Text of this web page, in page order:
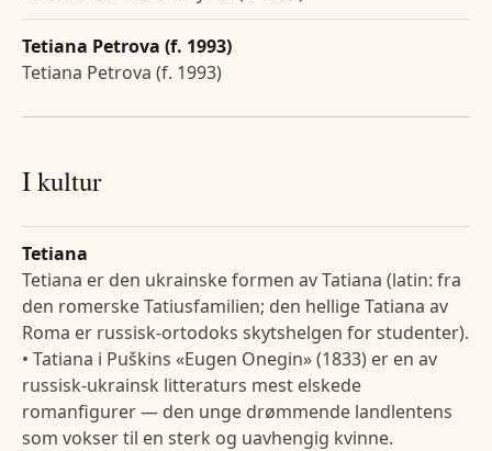
Tetiana Petrova (f. 1993)
Tetiana Petrova (f. 1993)
I kultur
Tetiana
Tetiana er den ukrainske formen av Tatiana (latin: fra
den romerske Tatiusfamilien; den hellige Tatiana av
Roma er russisk-ortodoks skytshelgen for studenter).
• Tatiana i Puškins «Eugen Onegin» (1833) er en av
russisk-ukrainsk litteraturs mest elskede
romanfigurer — den unge drømmende landlentens
som vokser til en sterk og uavhengig kvinne.